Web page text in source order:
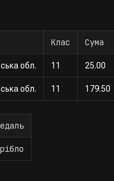
Клас Сума
обл. 11 25.00
обл. 11 179.50